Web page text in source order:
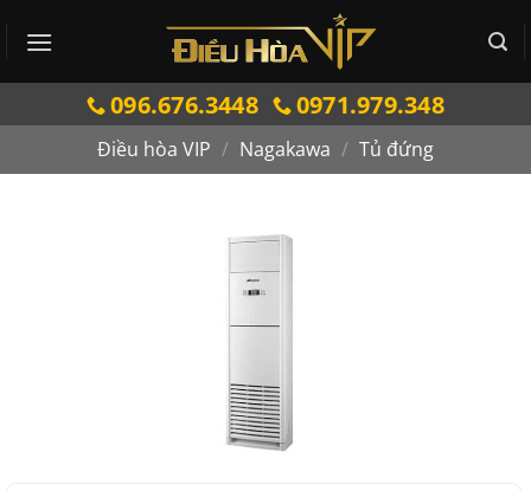
qua
096.676.3448 0971.979.348
Điều hòa VIP / Nagakawa / Tủ đứng